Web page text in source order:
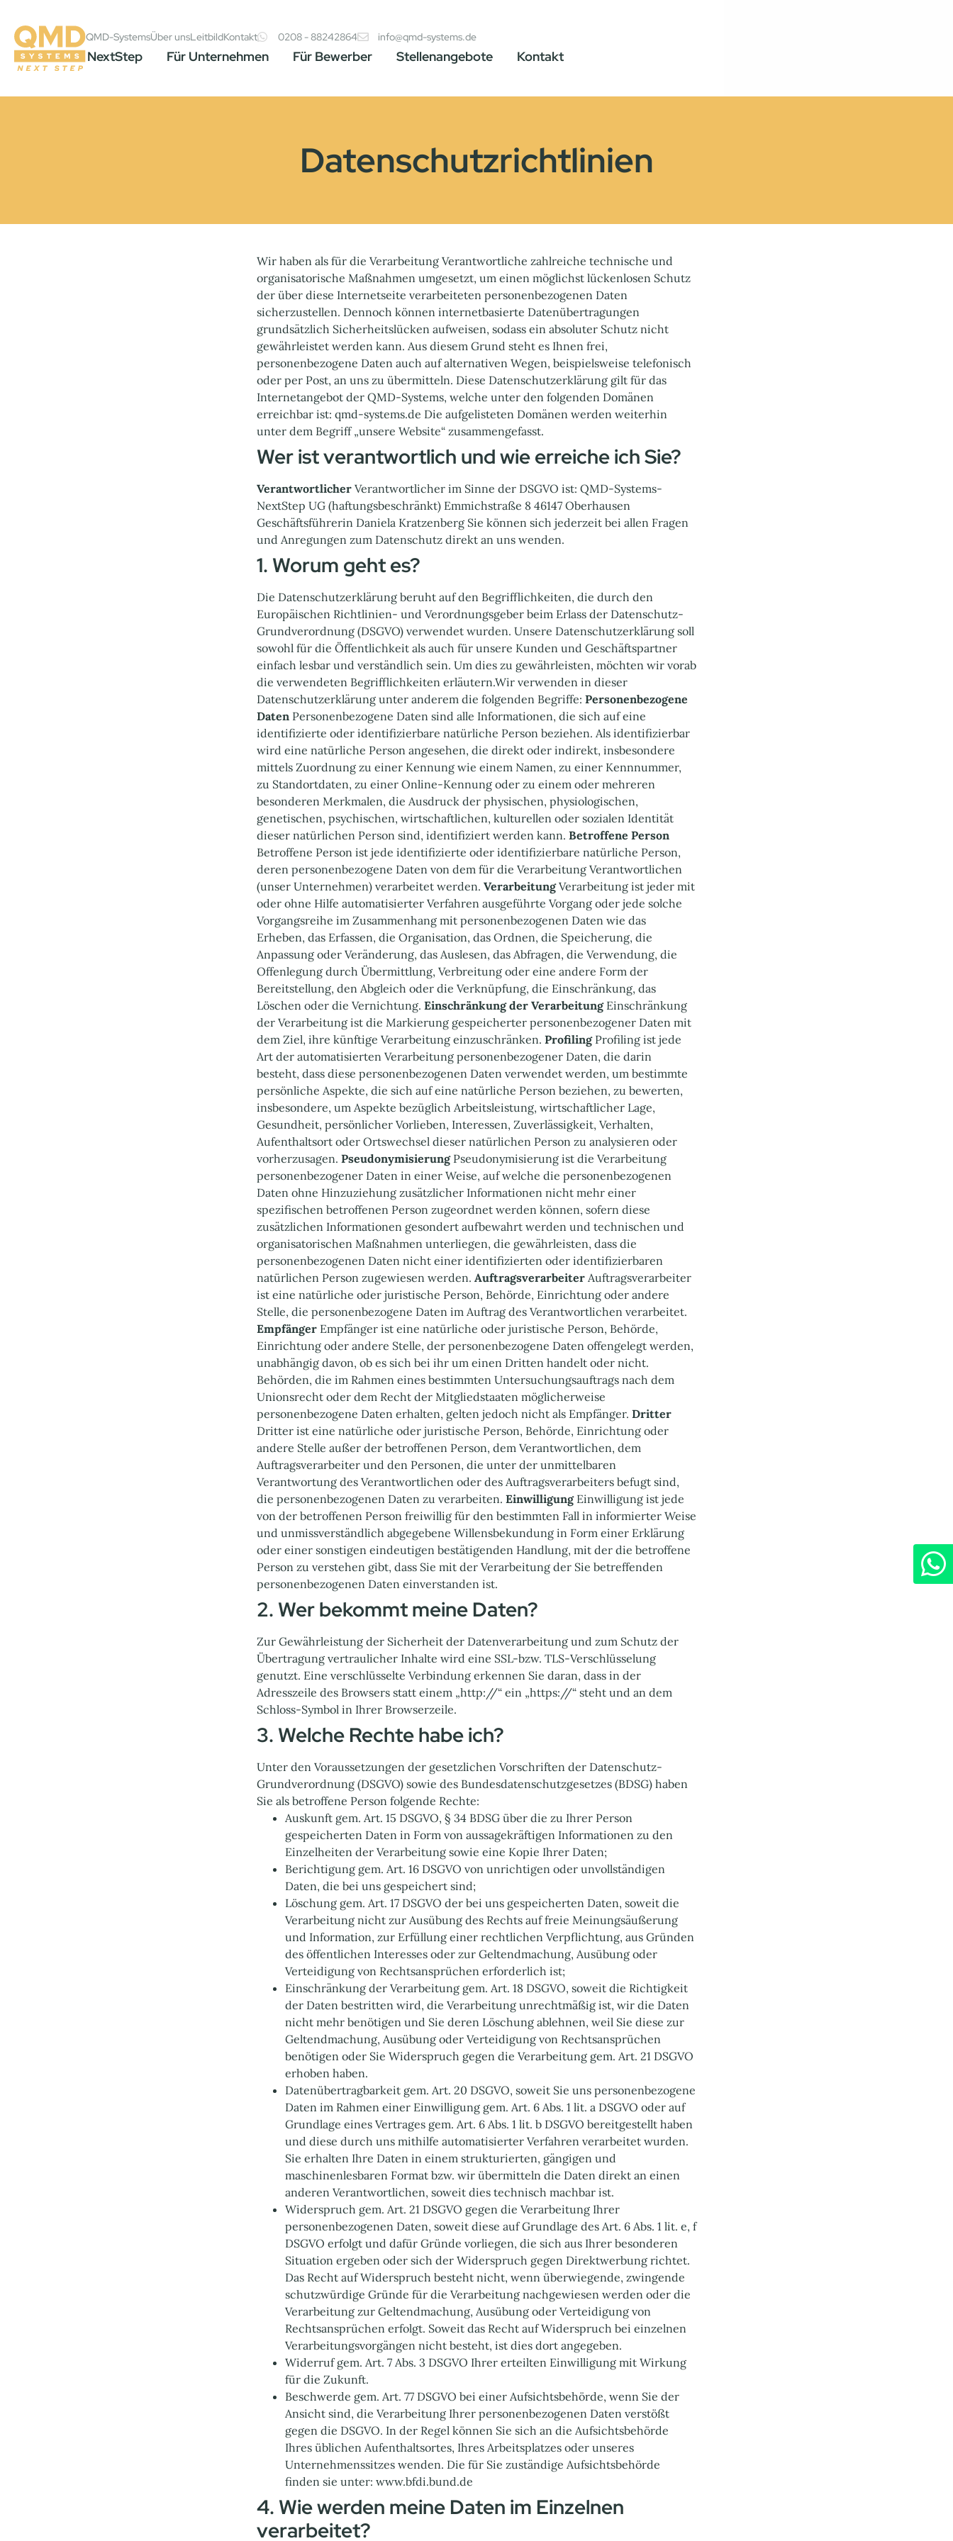
QMD-SystemsÜber unsLeitbildKontakt 0208 - 88242864 info@qmd-systems.de
NextStep Für Unternehmen Für Bewerber Stellenangebote Kontakt
Datenschutzrichtlinien
Wir haben als für die Verarbeitung Verantwortliche zahlreiche technische und
organisatorische Maßnahmen umgesetzt, um einen möglichst lückenlosen Schutz
der über diese Internetseite verarbeiteten personenbezogenen Daten
sicherzustellen. Dennoch können internetbasierte Datenübertragungen
grundsätzlich Sicherheitslücken aufweisen, sodass ein absoluter Schutz nicht
gewährleistet werden kann. Aus diesem Grund steht es Ihnen frei,
personenbezogene Daten auch auf alternativen Wegen, beispielsweise telefonisch
oder per Post, an uns zu übermitteln. Diese Datenschutzerklärung gilt für das
Internetangebot der QMD-Systems, welche unter den folgenden Domänen
erreichbar ist: qmd-systems.de Die aufgelisteten Domänen werden weiterhin
unter dem Begriff „unsere Website“ zusammengefasst.
‍Wer ist verantwortlich und wie erreiche ich Sie?
Verantwortlicher Verantwortlicher im Sinne der DSGVO ist: QMD-Systems-
NextStep UG (haftungsbeschränkt) Emmichstraße 8 46147 Oberhausen
Geschäftsführerin Daniela Kratzenberg Sie können sich jederzeit bei allen Fragen
und Anregungen zum Datenschutz direkt an uns wenden.
1. Worum geht es?
Die Datenschutzerklärung beruht auf den Begrifflichkeiten, die durch den
Europäischen Richtlinien- und Verordnungsgeber beim Erlass der Datenschutz-
Grundverordnung (DSGVO) verwendet wurden. Unsere Datenschutzerklärung soll
sowohl für die Öffentlichkeit als auch für unsere Kunden und Geschäftspartner
einfach lesbar und verständlich sein. Um dies zu gewährleisten, möchten wir vorab
die verwendeten Begrifflichkeiten erläutern.Wir verwenden in dieser
Datenschutzerklärung unter anderem die folgenden Begriffe: ‍ Personenbezogene
Daten Personenbezogene Daten sind alle Informationen, die sich auf eine
identifizierte oder identifizierbare natürliche Person beziehen. Als identifizierbar
wird eine natürliche Person angesehen, die direkt oder indirekt, insbesondere
mittels Zuordnung zu einer Kennung wie einem Namen, zu einer Kennnummer,
zu Standortdaten, zu einer Online-Kennung oder zu einem oder mehreren
besonderen Merkmalen, die Ausdruck der physischen, physiologischen,
genetischen, psychischen, wirtschaftlichen, kulturellen oder sozialen Identität
dieser natürlichen Person sind, identifiziert werden kann. ‍ Betroffene Person
Betroffene Person ist jede identifizierte oder identifizierbare natürliche Person,
deren personenbezogene Daten von dem für die Verarbeitung Verantwortlichen
(unser Unternehmen) verarbeitet werden. ‍ VerarbeitungVerarbeitung ist jeder mit
oder ohne Hilfe automatisierter Verfahren ausgeführte Vorgang oder jede solche
Vorgangsreihe im Zusammenhang mit personenbezogenen Daten wie das
Erheben, das Erfassen, die Organisation, das Ordnen, die Speicherung, die
Anpassung oder Veränderung, das Auslesen, das Abfragen, die Verwendung, die
Offenlegung durch Übermittlung, Verbreitung oder eine andere Form der
Bereitstellung, den Abgleich oder die Verknüpfung, die Einschränkung, das
Löschen oder die Vernichtung. ‍ Einschränkung der VerarbeitungEinschränkung
der Verarbeitung ist die Markierung gespeicherter personenbezogener Daten mit
dem Ziel, ihre künftige Verarbeitung einzuschränken. ‍ ProfilingProfiling ist jede
Art der automatisierten Verarbeitung personenbezogener Daten, die darin
besteht, dass diese personenbezogenen Daten verwendet werden, um bestimmte
persönliche Aspekte, die sich auf eine natürliche Person beziehen, zu bewerten,
insbesondere, um Aspekte bezüglich Arbeitsleistung, wirtschaftlicher Lage,
Gesundheit, persönlicher Vorlieben, Interessen, Zuverlässigkeit, Verhalten,
Aufenthaltsort oder Ortswechsel dieser natürlichen Person zu analysieren oder
vorherzusagen. ‍ PseudonymisierungPseudonymisierung ist die Verarbeitung
personenbezogener Daten in einer Weise, auf welche die personenbezogenen
Daten ohne Hinzuziehung zusätzlicher Informationen nicht mehr einer
spezifischen betroffenen Person zugeordnet werden können, sofern diese
zusätzlichen Informationen gesondert aufbewahrt werden und technischen und
organisatorischen Maßnahmen unterliegen, die gewährleisten, dass die
personenbezogenen Daten nicht einer identifizierten oder identifizierbaren
natürlichen Person zugewiesen werden. Auftragsverarbeiter Auftragsverarbeiter
ist eine natürliche oder juristische Person, Behörde, Einrichtung oder andere
Stelle, die personenbezogene Daten im Auftrag des Verantwortlichen verarbeitet.
Empfänger Empfänger ist eine natürliche oder juristische Person, Behörde,
Einrichtung oder andere Stelle, der personenbezogene Daten offengelegt werden,
unabhängig davon, ob es sich bei ihr um einen Dritten handelt oder nicht.
Behörden, die im Rahmen eines bestimmten Untersuchungsauftrags nach dem
Unionsrecht oder dem Recht der Mitgliedstaaten möglicherweise
personenbezogene Daten erhalten, gelten jedoch nicht als Empfänger. ‍ Dritter
Dritter ist eine natürliche oder juristische Person, Behörde, Einrichtung oder
andere Stelle außer der betroffenen Person, dem Verantwortlichen, dem
Auftragsverarbeiter und den Personen, die unter der unmittelbaren
Verantwortung des Verantwortlichen oder des Auftragsverarbeiters befugt sind,
die personenbezogenen Daten zu verarbeiten. ‍ EinwilligungEinwilligung ist jede
von der betroffenen Person freiwillig für den bestimmten Fall in informierter Weise
und unmissverständlich abgegebene Willensbekundung in Form einer Erklärung
oder einer sonstigen eindeutigen bestätigenden Handlung, mit der die betroffene
Person zu verstehen gibt, dass Sie mit der Verarbeitung der Sie betreffenden
personenbezogenen Daten einverstanden ist.
2. Wer bekommt meine Daten?
Zur Gewährleistung der Sicherheit der Datenverarbeitung und zum Schutz der
Übertragung vertraulicher Inhalte wird eine SSL-bzw. TLS-Verschlüsselung
genutzt. Eine verschlüsselte Verbindung erkennen Sie daran, dass in der
Adresszeile des Browsers statt einem „http://“ ein „https://“ steht und an dem
Schloss-Symbol in Ihrer Browserzeile.
‍3. Welche Rechte habe ich?
Unter den Voraussetzungen der gesetzlichen Vorschriften der Datenschutz-
Grundverordnung (DSGVO) sowie des Bundesdatenschutzgesetzes (BDSG) haben
Sie als betroffene Person folgende Rechte:
Auskunft gem. Art. 15 DSGVO, § 34 BDSG über die zu Ihrer Person
gespeicherten Daten in Form von aussagekräftigen Informationen zu den
Einzelheiten der Verarbeitung sowie eine Kopie Ihrer Daten;
Berichtigung gem. Art. 16 DSGVO von unrichtigen oder unvollständigen
Daten, die bei uns gespeichert sind;
Löschung gem. Art. 17 DSGVO der bei uns gespeicherten Daten, soweit die
Verarbeitung nicht zur Ausübung des Rechts auf freie Meinungsäußerung
und Information, zur Erfüllung einer rechtlichen Verpflichtung, aus Gründen
des öffentlichen Interesses oder zur Geltendmachung, Ausübung oder
Verteidigung von Rechtsansprüchen erforderlich ist;
Einschränkung der Verarbeitung gem. Art. 18 DSGVO, soweit die Richtigkeit
der Daten bestritten wird, die Verarbeitung unrechtmäßig ist, wir die Daten
nicht mehr benötigen und Sie deren Löschung ablehnen, weil Sie diese zur
Geltendmachung, Ausübung oder Verteidigung von Rechtsansprüchen
benötigen oder Sie Widerspruch gegen die Verarbeitung gem. Art. 21 DSGVO
erhoben haben.
Datenübertragbarkeit gem. Art. 20 DSGVO, soweit Sie uns personenbezogene
Daten im Rahmen einer Einwilligung gem. Art. 6 Abs. 1 lit. a DSGVO oder auf
Grundlage eines Vertrages gem. Art. 6 Abs. 1 lit. b DSGVO bereitgestellt haben
und diese durch uns mithilfe automatisierter Verfahren verarbeitet wurden.
Sie erhalten Ihre Daten in einem strukturierten, gängigen und
maschinenlesbaren Format bzw. wir übermitteln die Daten direkt an einen
anderen Verantwortlichen, soweit dies technisch machbar ist.
Widerspruch gem. Art. 21 DSGVO gegen die Verarbeitung Ihrer
personenbezogenen Daten, soweit diese auf Grundlage des Art. 6 Abs. 1 lit. e, f
DSGVO erfolgt und dafür Gründe vorliegen, die sich aus Ihrer besonderen
Situation ergeben oder sich der Widerspruch gegen Direktwerbung richtet.
Das Recht auf Widerspruch besteht nicht, wenn überwiegende, zwingende
schutzwürdige Gründe für die Verarbeitung nachgewiesen werden oder die
Verarbeitung zur Geltendmachung, Ausübung oder Verteidigung von
Rechtsansprüchen erfolgt. Soweit das Recht auf Widerspruch bei einzelnen
Verarbeitungsvorgängen nicht besteht, ist dies dort angegeben.
Widerruf gem. Art. 7 Abs. 3 DSGVO Ihrer erteilten Einwilligung mit Wirkung
für die Zukunft.
Beschwerde gem. Art. 77 DSGVO bei einer Aufsichtsbehörde, wenn Sie der
Ansicht sind, die Verarbeitung Ihrer personenbezogenen Daten verstößt
gegen die DSGVO. In der Regel können Sie sich an die Aufsichtsbehörde
Ihres üblichen Aufenthaltsortes, Ihres Arbeitsplatzes oder unseres
Unternehmenssitzes wenden. Die für Sie zuständige Aufsichtsbehörde
finden sie unter: www.bfdi.bund.de
4. Wie werden meine Daten im Einzelnen
verarbeitet?